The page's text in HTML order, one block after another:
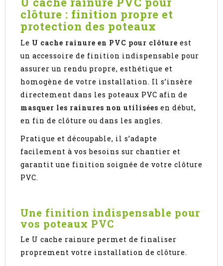
clôture : finition propre et
protection des poteaux
Le U cache rainure en PVC pour clôture est
un accessoire de finition indispensable pour
assurer un rendu propre, esthétique et
homogène de votre installation. Il s’insère
directement dans les poteaux PVC afin de
masquer les rainures non utilisées en début,
en fin de clôture ou dans les angles.
Pratique et découpable, il s’adapte
facilement à vos besoins sur chantier et
garantit une finition soignée de votre clôture
PVC.
Une finition indispensable pour
vos poteaux PVC
Le U cache rainure permet de finaliser
proprement votre installation de clôture.